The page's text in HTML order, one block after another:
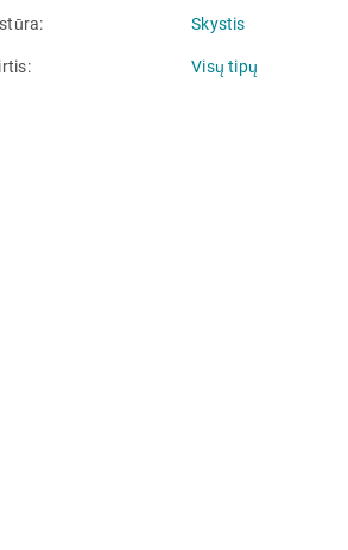
Skystis
Visų tipų